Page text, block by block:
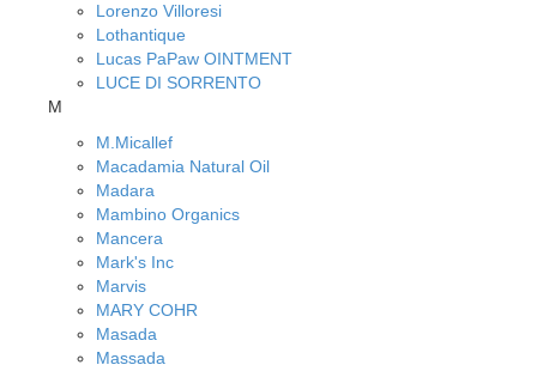
Lorenzo Villoresi
Lothantique
Lucas PaPaw OINTMENT
LUCE DI SORRENTO
M
M.Micallef
Macadamia Natural Oil
Madara
Mambino Organics
Mancera
Mark's Inc
Marvis
MARY COHR
Masada
Massada